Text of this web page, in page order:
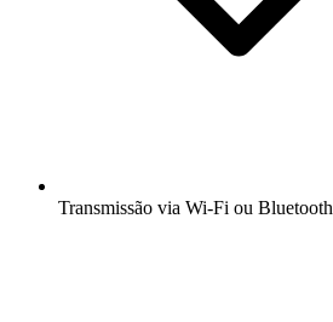
Transmissão via Wi-Fi ou Bluetooth